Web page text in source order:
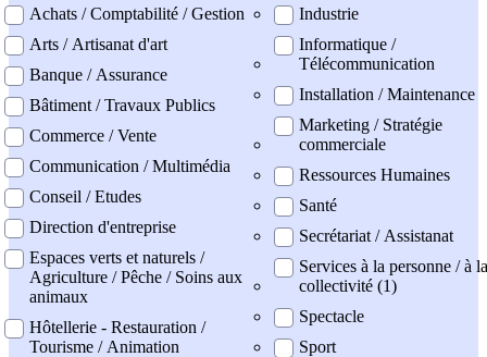
professionel
Achats / Comptabilité / Gestion
Arts / Artisanat d'art
Banque / Assurance
Bâtiment / Travaux Publics
Commerce / Vente
Communication / Multimédia
Conseil / Etudes
Direction d'entreprise
Espaces verts et naturels /
Agriculture / Pêche / Soins aux
animaux
Hôtellerie - Restauration /
Tourisme / Animation
Industrie
Informatique /
Télécommunication
Installation / Maintenance
Marketing / Stratégie
commerciale
Ressources Humaines
Santé
Secrétariat / Assistanat
Services à la personne / à la
collectivité (1)
Spectacle
Sport